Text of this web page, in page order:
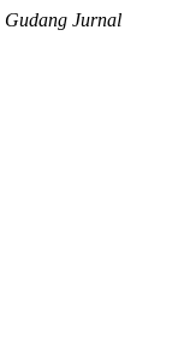
Gudang Jurnal